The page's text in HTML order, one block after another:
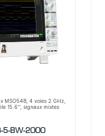
MSO54B, 4 voies 2 GHz,
15.6'', signaux mixtes
5-BW-2000